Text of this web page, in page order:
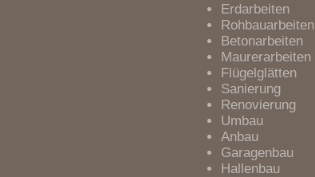
Erdarbeiten
Rohbauarbeiten
Betonarbeiten
Maurerarbeiten
Flügelglätten
Sanierung
Renovierung
Umbau
Anbau
Garagenbau
Hallenbau